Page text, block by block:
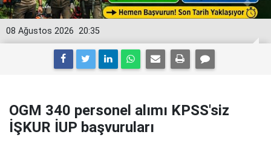
20:35
08 Ağustos 2026
OGM 340 personel alımı KPSS'siz
İŞKUR İUP başvuruları